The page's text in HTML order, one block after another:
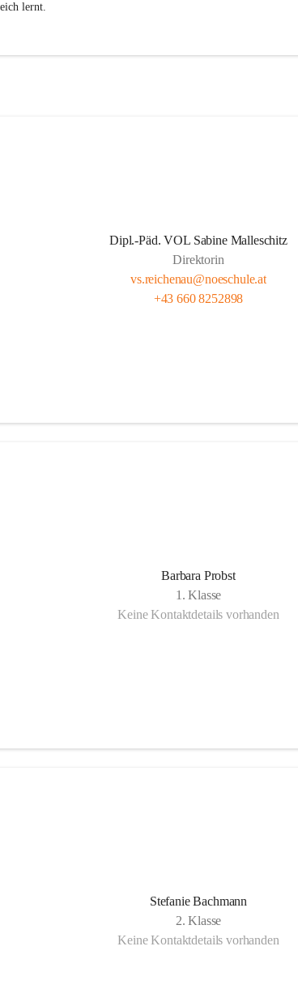
lernt.
Dipl.-Päd. VOL Sabine Malleschitz
Direktorin
vs.reichenau@noeschule.at
+43 660 8252898
Barbara Probst
1. Klasse
Keine Kontaktdetails vorhanden
Stefanie Bachmann
2. Klasse
Keine Kontaktdetails vorhanden